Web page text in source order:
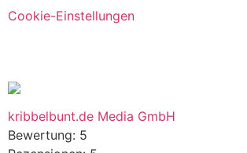
Cookie-Einstellungen
kribbelbunt.de Media GmbH
Bewertung: 5